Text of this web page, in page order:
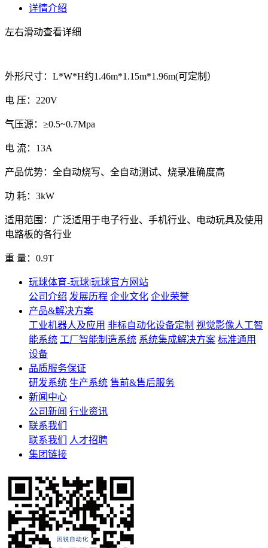
详情介绍
左右滑动查看详细
外形尺寸：L*W*H约1.46m*1.15m*1.96m(可定制）
电 压：220V
气压源：≥0.5~0.7Mpa
电 流：13A
产品优势：全自动烧写、全自动测试、烧录准确度高
功 耗：3kW
适用范围：广泛适用于电子行业、手机行业、电动玩具及使用
电路板的各行业
重 量：0.9T
玩球体育-玩球|玩球官方网站
公司介绍 发展历程 企业文化 企业荣誉
产品&解决方案
工业机器人及应用 非标自动化设备定制 视觉影像人工智
能系统 工厂智能制造系统 系统集成解决方案 标准通用
设备
品质服务保证
研发系统 生产系统 售前&售后服务
新闻中心
公司新闻 行业资讯
联系我们
联系我们
人才招聘
集团链接